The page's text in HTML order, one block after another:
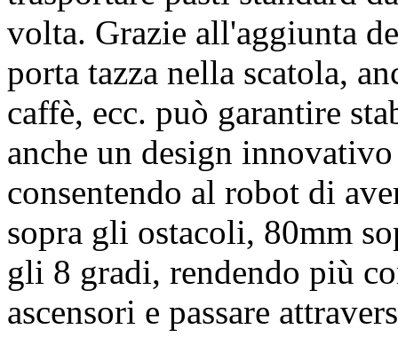
volta. Grazie all'aggiunta
porta tazza nella scatola,
caffè, ecc. può garantire
anche un design
consentendo al robot di
sopra gli ostacoli, 80mm
gli 8 gradi, rendendo più
ascensori e passare